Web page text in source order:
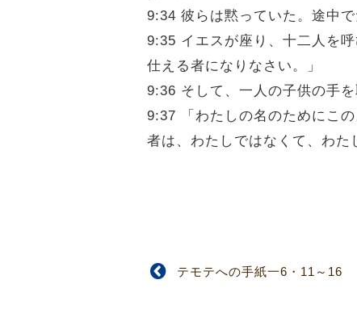
9:34 彼らは黙っていた。途中
9:35 イエスが座り、十二人を
仕える者になりなさい。」
9:36 そして、一人の子供の手
9:37 「わたしの名のためにこ
者は、わたしではなくて、わた
テモテへの手紙一6・11～16